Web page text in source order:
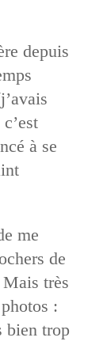
depuis
à se
me
de
très
:
bien trop